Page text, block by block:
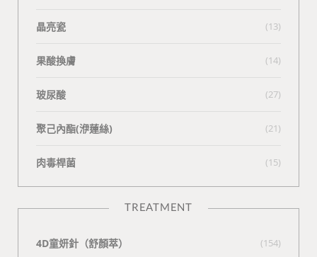
晶亮瓷 (13)
果酸換膚 (14)
玻尿酸 (27)
聚己內酯(洢蓮絲) (21)
肉毒桿菌 (15)
TREATMENT
4D童妍針（舒顏萃） (154)